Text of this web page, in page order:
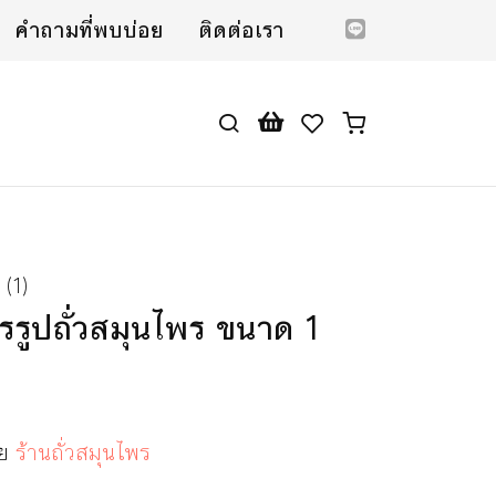
คำถามที่พบบ่อย ติดต่อเรา
ปถั่วสมุนไพร ขนาด 1
ร้านถั่วสมุนไพร